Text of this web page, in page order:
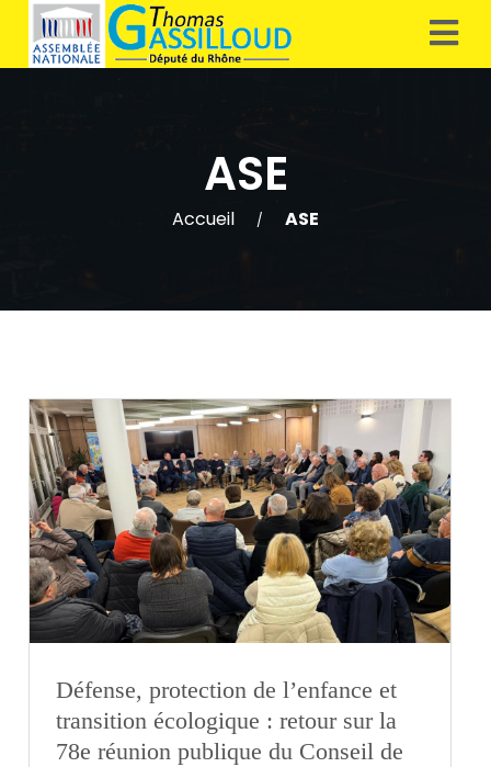
ASE
Accueil / ASE
Défense, protection de l’enfance et
transition écologique : retour sur la
78e réunion publique du Conseil de